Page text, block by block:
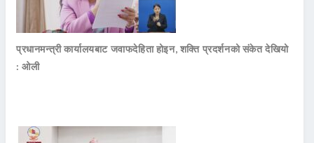
प्रधानमन्त्री कार्यालयबाट जवाफदेहिता होइन, शक्ति प्रदर्शनको संकेत देखियो
: ओली